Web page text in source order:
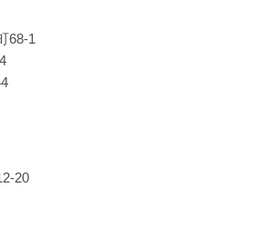
68-1
20